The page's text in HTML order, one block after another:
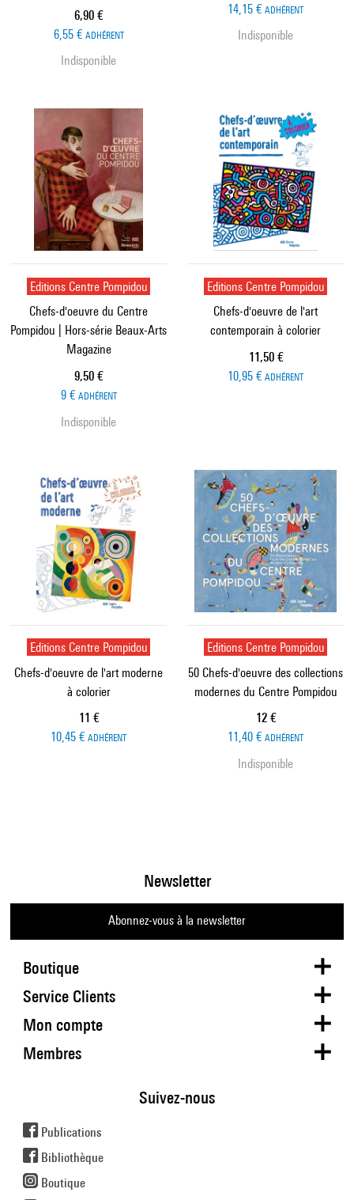
Prix ​​actuel
6,90 €
6,55 € ADHÉRENT
Indisponible
14,15 € ADHÉRENT
Indisponible
Editions Centre Pompidou
Chefs-d'oeuvre du Centre
Pompidou | Hors-série Beaux-Arts
Magazine
Prix ​​actuel
9,50 €
9 € ADHÉRENT
Indisponible
Editions Centre Pompidou
Chefs-d'oeuvre de l'art
contemporain à colorier
Prix ​​actuel
11,50 €
10,95 € ADHÉRENT
Editions Centre Pompidou
Chefs-d'oeuvre de l'art moderne
à colorier
Prix ​​actuel
11 €
10,45 € ADHÉRENT
Editions Centre Pompidou
50 Chefs-d'oeuvre des collections
modernes du Centre Pompidou
Prix ​​actuel
12 €
11,40 € ADHÉRENT
Indisponible
Boutique
Newsletter
Abonnez-vous à la newsletter
Service Clients
Mon compte
Membres
Suivez-nous
Publications
Bibliothèque
Boutique